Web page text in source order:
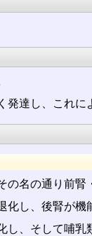
達し、これに
の名の通り前腎
化し、後腎が機
し、そして哺